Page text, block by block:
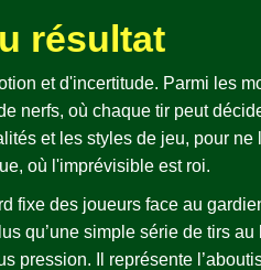
résultat
et d'incertitude. Parmi les
nerfs, où chaque tir peut
et les styles de jeu, pour
où l'imprévisible est roi.
fixe des joueurs face au
qu’une simple série de tirs
pression. Il représente